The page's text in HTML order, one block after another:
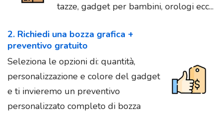
tazze, gadget per bambini, orologi ecc...
2. Richiedi una bozza grafica +
preventivo gratuito
Seleziona le opzioni di: quantità,
personalizzazione e colore del gadget
e ti invieremo un preventivo
personalizzato completo di bozza